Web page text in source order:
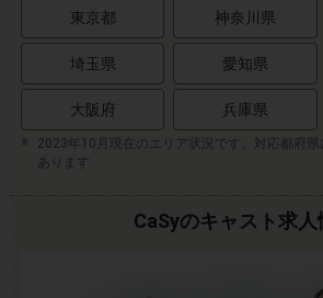
東京都 神奈川県
埼玉県 愛知県
大阪府 兵庫県
2023年10月現在のエリア状況です。対応都府
あります
CaSyのキャスト求人